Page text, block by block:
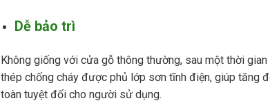
Dễ bảo trì
Không giống với cửa gỗ thông thường, sau một thời
thép chống cháy được phủ lớp sơn tĩnh điện, giúp tăng
toàn tuyệt đối cho người sử dụng.